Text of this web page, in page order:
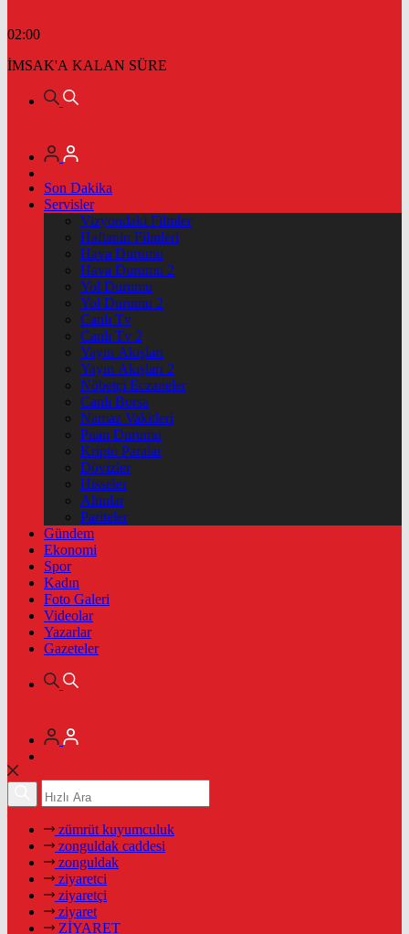
02:00
İMSAK'A KALAN SÜRE
Son Dakika
Servisler
Vizyondaki Filmler
Haftanin Filmleri
Hava Durumu
Hava Durumu 2
Yol Durumu
Yol Durumu 2
Canlı Tv
Canlı Tv 2
Yayın Akışları
Yayın Akışları 2
Nöbetçi Eczaneler
Canlı Borsa
Namaz Vakitleri
Puan Durumu
Kripto Paralar
Dövizler
Hisseler
Altınlar
Pariteler
Gündem
Ekonomi
Spor
Kadın
Foto Galeri
Videolar
Yazarlar
Gazeteler
zümrüt kuyumculuk
zonguldak caddesi
zonguldak
ziyaretci
ziyaretçi
ziyaret
ZİYARET